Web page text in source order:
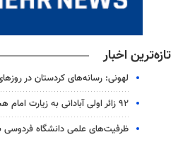
تازه‌ترین اخبار
لهونی: رسانه‌های کردستان در
۹۲ زائر اولی آبادانی به زیارت امام هشتم اعزام شدند
ظرفیت‌های علمی دانشگاه فردوسی